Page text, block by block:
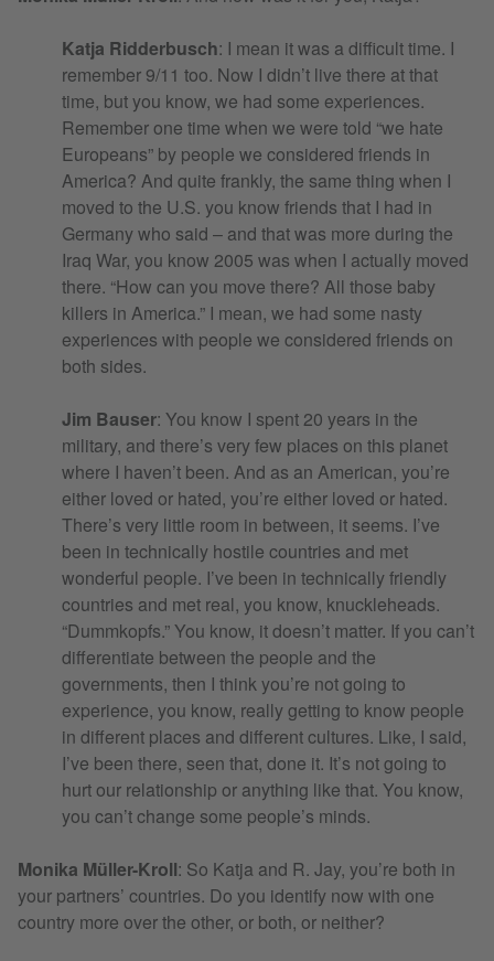
Katja Ridderbusch: I mean it was a difficult time. I
remember 9/11 too. Now I didn’t live there at that
time, but you know, we had some experiences.
Remember one time when we were told “we hate
Europeans” by people we considered friends in
America? And quite frankly, the same thing when I
moved to the U.S. you know friends that I had in
Germany who said – and that was more during the
Iraq War, you know 2005 was when I actually moved
there. “How can you move there? All those baby
killers in America.” I mean, we had some nasty
experiences with people we considered friends on
both sides.
Jim Bauser: You know I spent 20 years in the
military, and there’s very few places on this planet
where I haven’t been. And as an American, you’re
either loved or hated, you’re either loved or hated.
There’s very little room in between, it seems. I’ve
been in technically hostile countries and met
wonderful people. I’ve been in technically friendly
countries and met real, you know, knuckleheads.
“Dummkopfs.” You know, it doesn’t matter. If you can’t
differentiate between the people and the
governments, then I think you’re not going to
experience, you know, really getting to know people
in different places and different cultures. Like, I said,
I’ve been there, seen that, done it. It’s not going to
hurt our relationship or anything like that. You know,
you can’t change some people’s minds.
Monika Müller-Kroll: So Katja and R. Jay, you’re both in
your partners’ countries. Do you identify now with one
country more over the other, or both, or neither?